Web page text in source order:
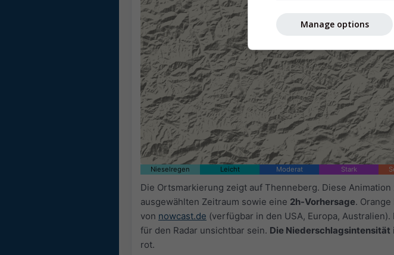
Nieselregen Leicht Moderat Stark
Die Ortsmarkierung zeigt auf Thenneberg. Diese Animation
ausgewählten Zeitraum sowie eine 2h-Vorhersage.
von nowcast.de (verfügbar in den USA, Europa,
für den Radar unsichtbar sein. Die Niederschlagsintensität
rot.
Manage options